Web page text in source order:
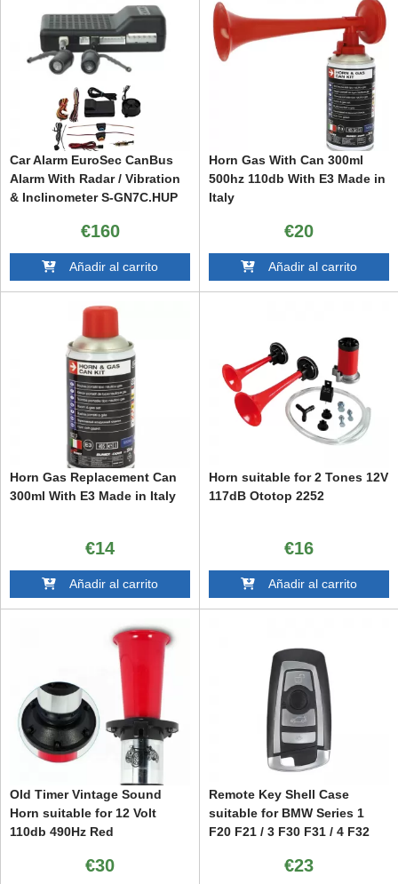
Car Alarm EuroSec CanBus
Alarm With Radar / Vibration
& Inclinometer S-GN7C.HUP
€160
Añadir al carrito
Horn Gas With Can 300ml
500hz 110db With E3 Made in
Italy
€20
Añadir al carrito
Horn Gas Replacement Can
300ml With E3 Made in Italy
€14
Añadir al carrito
Horn suitable for 2 Tones 12V
117dB Ototop 2252
€16
Añadir al carrito
Old Timer Vintage Sound
Horn suitable for 12 Volt
110db 490Hz Red
€30
Remote Key Shell Case
suitable for BMW Series 1
F20 F21 / 3 F30 F31 / 4 F32
F12 F13 / 7 F01 F02 F03 F04 /
€23